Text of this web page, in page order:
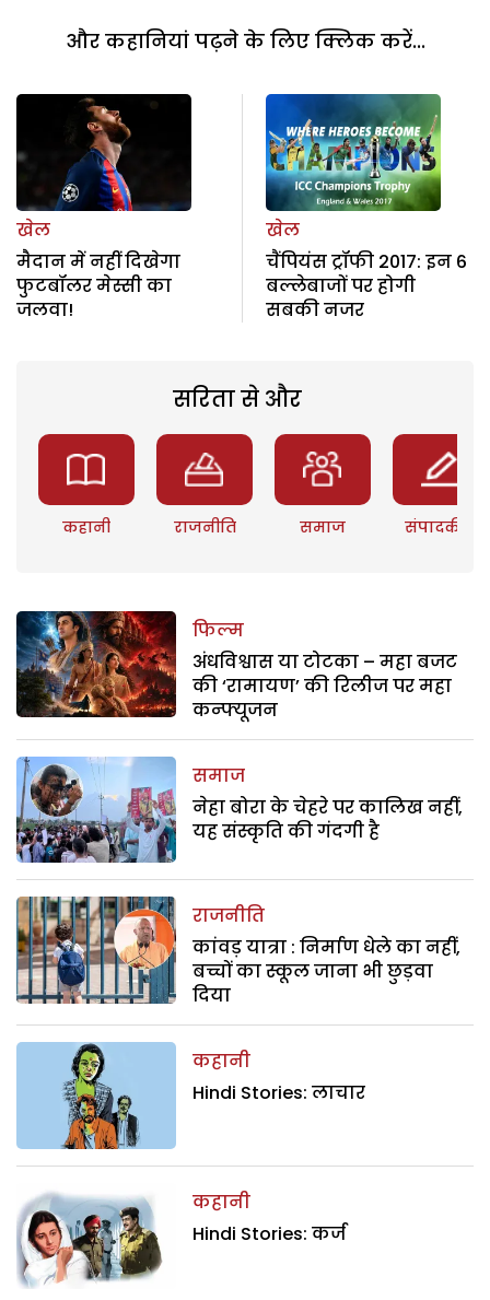
और कहानियां पढ़ने के लिए क्लिक करें...
खेल
मैदान में नहीं दिखेगा
फुटबॉलर मेस्सी का
जलवा!
खेल
चैंपियंस ट्रॉफी 2017: इन 6
बल्लेबाजों पर होगी
सबकी नजर
सरिता से और
कहानी राजनीति समाज संपादकीय
फिल्म
अंधविश्वास या टोटका – महा बजट
की ‘रामायण’ की रिलीज पर महा
कन्फ्यूजन
समाज
नेहा बोरा के चेहरे पर कालिख नहीं,
यह संस्कृति की गंदगी है
राजनीति
कांवड़ यात्रा : निर्माण धेले का नहीं,
बच्चों का स्कूल जाना भी छुड़वा
दिया
कहानी
Hindi Stories: लाचार
कहानी
Hindi Stories: कर्ज